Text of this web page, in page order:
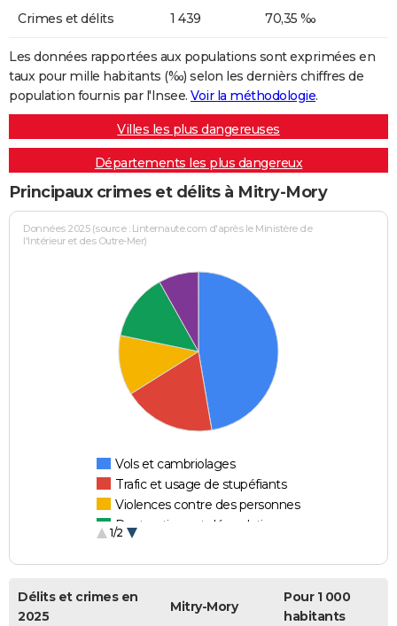
Crimes et délits 1 439 70,35 ‰
Les données rapportées aux populations sont exprimées en
taux pour mille habitants (‰) selon les dernièrs chiffres de
population fournis par l'Insee. Voir la méthodologie.
Villes les plus dangereuses
Départements les plus dangereux
Principaux crimes et délits à Mitry-Mory
Données 2025 (source : Linternaute.com d'après le Ministère de
l'Intérieur et des Outre-Mer)
Vols et cambriolages
Trafic et usage de stupéfiants
Violences contre des personnes
Destructions et dégradations
1/2
Délits et crimes en
2025
Mitry-Mory
Pour 1 000
habitants